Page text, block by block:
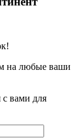
на любые ваши
с вами для